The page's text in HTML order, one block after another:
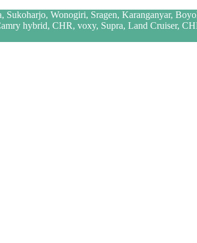
Sukoharjo, Wonogiri, Sragen, Karanganyar,
hybrid, CHR, voxy, Supra, Land Cruiser,